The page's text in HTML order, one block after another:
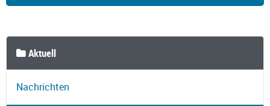
Aktuell
Nachrichten